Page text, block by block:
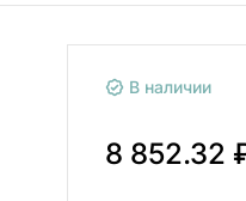
В наличии
8 852.32